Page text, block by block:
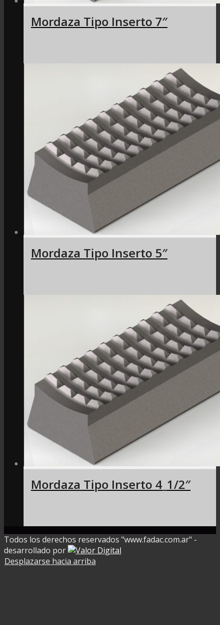
Mordaza Tipo Inserto 7″
Mordaza Tipo Inserto 5″
Mordaza Tipo Inserto 4_1/2″
Todos los derechos reservados "www.fadac.com.ar" -
desarrollado por
Desplazarse hacia arriba